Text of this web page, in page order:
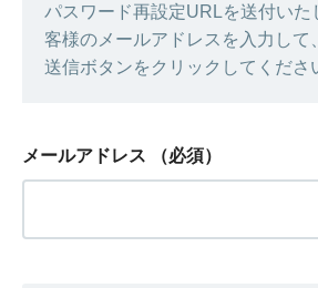
パスワード再設定URLを送付いた
客様のメールアドレスを入力して、
送信ボタンをクリックしてくださ
メールアドレス （必須）